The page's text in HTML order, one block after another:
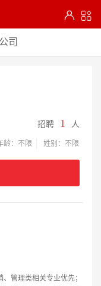
司
招聘 1 人
龄：不限 姓别：不限
管理类相关专业优先；